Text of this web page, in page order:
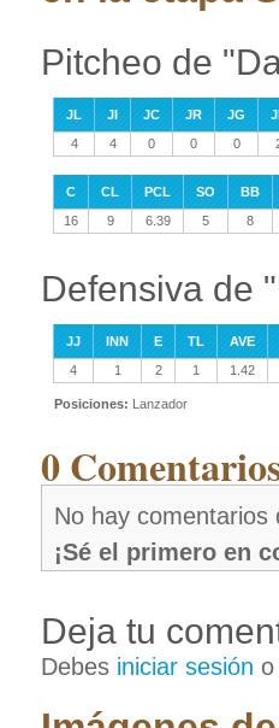
Pitcheo de
JL JI JC JR JG
4
4 0 0 0
C CL PCL SO
BB
16
9 6.39 5 8
Defensiva de
JJ INN E TL
AVE
4
1 2 1 1.42
Posiciones: Lanzador
0
No hay comentarios
¡Sé el primero en
Deja tu
Debes iniciar sesión